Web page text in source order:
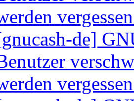
de]